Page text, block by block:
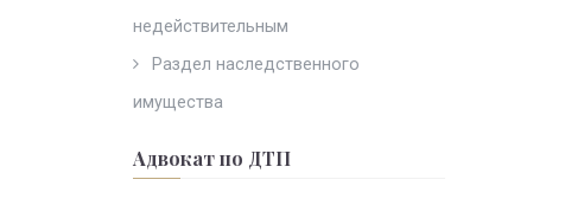
недействительным
Раздел наследственного
имущества
Адвокат по ДТП